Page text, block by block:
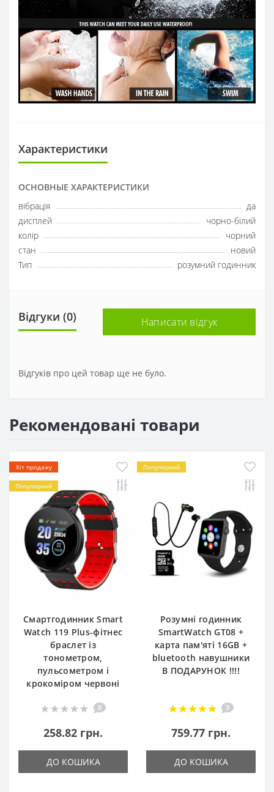
Характеристики
ОСНОВНЫЕ ХАРАКТЕРИСТИКИ
вібрація
да
дисплей
чорно-білий
колір
чорний
стан
новий
Тип
розумний годинник
Відгуки (0) Написати відгук
Відгуків про цей товар ще не було.
Рекомендовані товари
Хіт продажу
Популярний
Смартгодинник Smart
Watch 119 Plus-фітнес
браслет із
тонометром,
пульсометром і
крокоміром червоні
0
258.82 грн.
ДО КОШИКА
Популярний
Розумні годинник
SmartWatch GT08 +
карта пам'яті 16GB +
bluetooth навушники
В ПОДАРУНОК !!!!
3
759.77 грн.
ДО КОШИКА